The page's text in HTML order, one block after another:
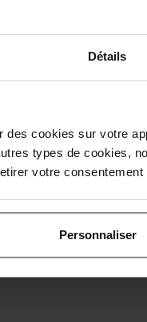
Détails
cookies sur votre
types de cookies,
votre
Personnaliser